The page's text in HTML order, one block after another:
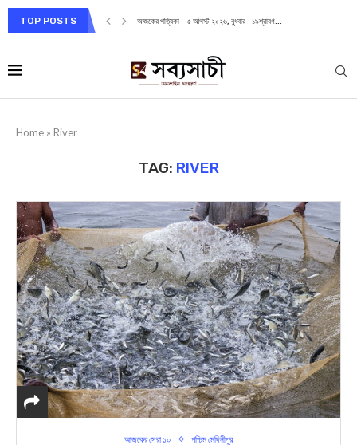
TOP POSTS আজকের পত্রিকা – ৫ আগস্ট ২০২৬, বুধবার– ১৯শ্রাবণ...
Home » River
TAG: RIVER
আজকের সেরা ১০ পশ্চিম মেদিনীপুর